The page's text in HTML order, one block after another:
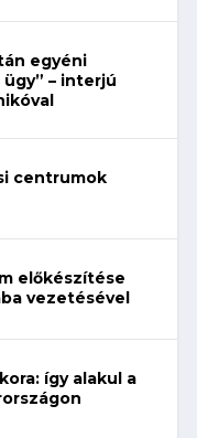
egyéni
– interjú
centrumok
előkészítése
vezetésével
így alakul a